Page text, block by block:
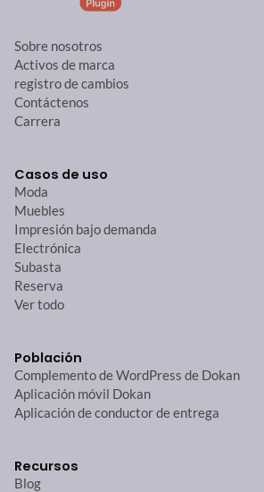
Sobre nosotros
Activos de marca
registro de cambios
Contáctenos
Carrera
Casos de uso
Moda
Muebles
Impresión bajo demanda
Electrónica
Subasta
Reserva
Ver todo
Población
Complemento de WordPress de Dokan
Aplicación móvil Dokan
Aplicación de conductor de entrega
Recursos
Blog